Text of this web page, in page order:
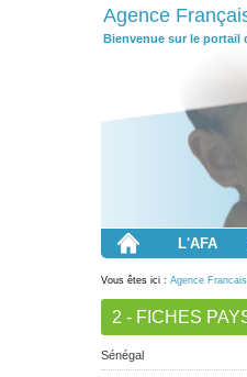
Agence
Bienvenue sur le portail
L'AFA
Vous êtes ici : Agence
2 - FICHES
Sénégal